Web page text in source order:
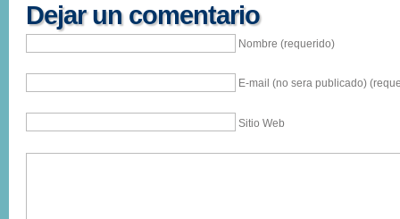
Dejar un comentario
Nombre (requerido)
E-mail (no sera publicado)
Sitio Web